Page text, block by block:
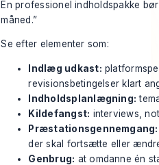
En professionel indholdspakke
måned.”
Se efter elementer som:
Indlæg udkast:
revisionsbetingelser klart
Indholdsplanlægning:
Kildefangst: interviews,
Præstationsgennemgang:
der skal fortsætte eller
Genbrug: at omdanne én